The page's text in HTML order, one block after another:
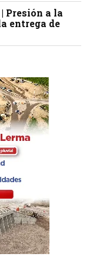
Presión a la
entrega de